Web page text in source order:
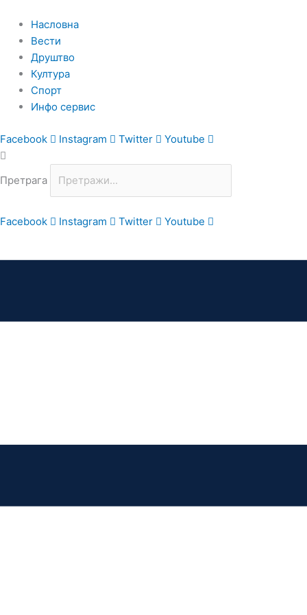
садржај
Насловна
Вести
Друштво
Култура
Спорт
Инфо сервис
Facebook Instagram Twitter Youtube
Претрага
Facebook Instagram Twitter Youtube